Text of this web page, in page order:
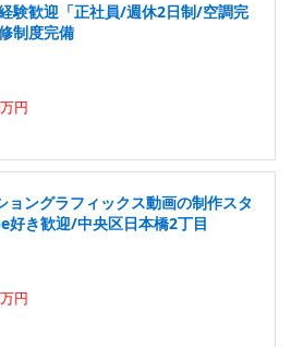
験歓迎「正社員/週休2日制/空調完
制度完備
円
ョングラフィックス動画の制作スタ
好き歓迎/中央区日本橋2丁目
円